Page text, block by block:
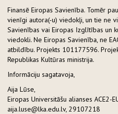
Finansē Eiropas Savienība. Tomēr
vienīgi autora(-u) viedokļi, un tie ne
Savienības vai Eiropas Izglītības un
viedokli. Ne Eiropas Savienība, ne
atbildību. Projekts 101177596.
Republikas Kultūras ministrija.
Informāciju sagatavoja,
Aija Lūse,
Eiropas Universitāšu alianses ACE2-
aija.luse@lka.edu.lv, 29107218